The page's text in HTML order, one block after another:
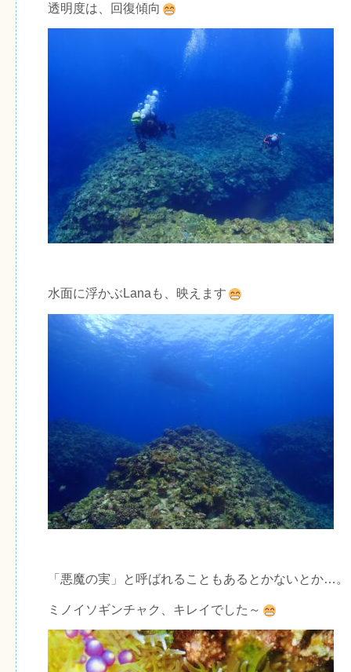
透明度は、回復傾向
水面に浮かぶLanaも、映えます
「悪魔の実」と呼ばれることもあるとかないとか…。
ミノイソギンチャク、キレイでした～